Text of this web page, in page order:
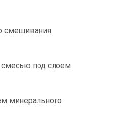
смешивания.
смесью под слоем
минерального